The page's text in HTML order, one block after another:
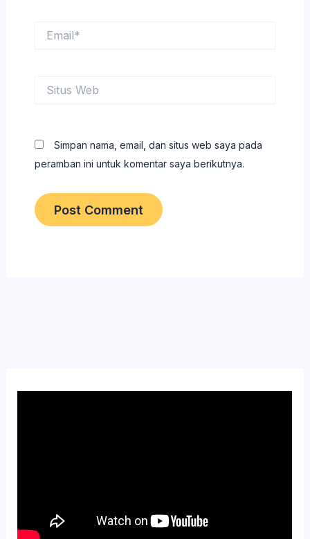
Web
Simpan nama, email, dan situs web saya pada
peramban ini untuk komentar saya berikutnya.